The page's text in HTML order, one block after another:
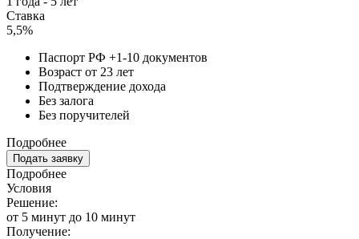
Ставка
5,5%
Паспорт РФ +1-10 документов
Возраст от 23 лет
Подтверждение дохода
Без залога
Без поручителей
Подробнее
Подать заявку
Подробнее
Условия
Решение:
от 5 минут до 10 минут
Получение: